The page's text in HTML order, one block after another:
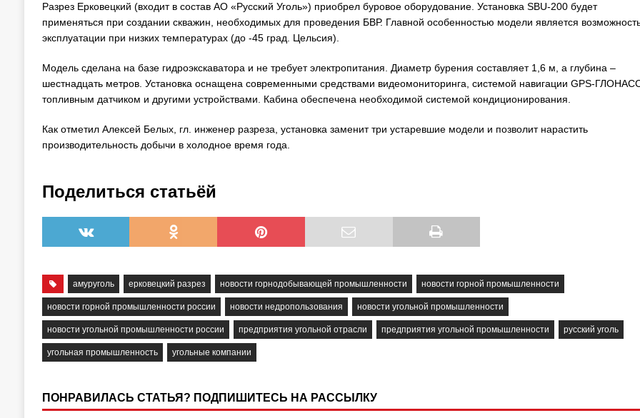
Разрез Ерковецкий (входит в состав АО «Русский Уголь») приобрел буровое оборудование. Установка SBU-200 будет
применяться при создании скважин, необходимых для проведения БВР. Главной особенностью модели является
эксплуатации при низких температурах (до -45 град. Цельсия).
Модель сделана на базе гидроэкскаватора и не требует электропитания. Диаметр бурения составляет 1,6 м, а глубина –
шестнадцать метров. Установка оснащена современными средствами видеомониторинга, системой навигации GPS-
топливным датчиком и другими устройствами. Кабина обеспечена необходимой системой кондиционирования.
Как отметил Алексей Белых, гл. инженер разреза, установка заменит три устаревшие модели и позволит нарастить
производительность добычи в холодное время года.
Поделиться статьёй
амуруголь ерковецкий разрез новости горнодобывающей промышленности новости горной промышленности
новости горной промышленности россии новости недропользования новости угольной промышленности
новости угольной промышленности россии предприятия угольной отрасли предприятия угольной промышленности русский уголь
угольная промышленность угольные компании
ПОНРАВИЛАСЬ СТАТЬЯ? ПОДПИШИТЕСЬ НА РАССЫЛКУ